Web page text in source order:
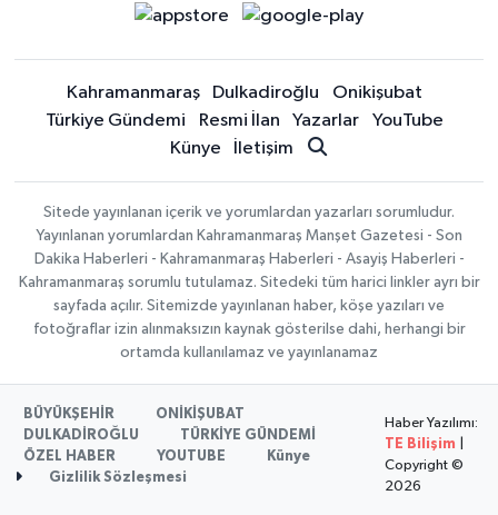
Kahramanmaraş Dulkadiroğlu
Onikişubat
Türkiye Gündemi
Resmi İlan Yazarlar
YouTube
Künye
İletişim
Sitede yayınlanan içerik ve yorumlardan yazarları sorumludur.
Yayınlanan yorumlardan Kahramanmaraş Manşet Gazetesi - Son
Dakika Haberleri - Kahramanmaraş Haberleri - Asayiş Haberleri -
Kahramanmaraş sorumlu tutulamaz. Sitedeki tüm harici linkler ayrı bir
sayfada açılır. Sitemizde yayınlanan haber, köşe yazıları ve
fotoğraflar izin alınmaksızın kaynak gösterilse dahi, herhangi bir
ortamda kullanılamaz ve yayınlanamaz
BÜYÜKŞEHİR
ONİKİŞUBAT
DULKADİROĞLU
TÜRKİYE GÜNDEMİ
ÖZEL HABER
YOUTUBE
Künye
Gizlilik Sözleşmesi
Haber Yazılımı:
TE Bilişim
Copyright ©
2026